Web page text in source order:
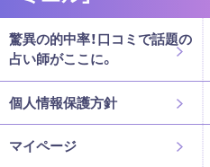
驚異の的中率！口コミで話題の
占い師がここに。
個人情報保護方針
マイページ